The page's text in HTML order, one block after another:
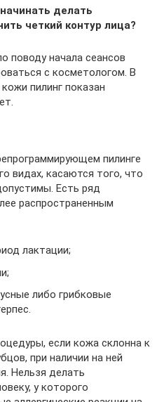
делать
четкий контур лица?
поводу начала сеансов
с косметологом. В
пилинг показан
пилинге
видах, касаются того, что
Есть ряд
распространенным
лактации;
либо грибковые
если кожа склонна к
при наличии на ней
Нельзя делать
у которого